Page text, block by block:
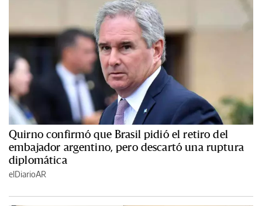
Quirno confirmó que Brasil pidió el retiro del
embajador argentino, pero descartó una ruptura
diplomática
elDiarioAR